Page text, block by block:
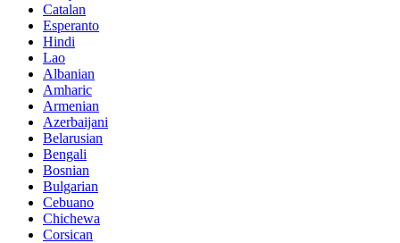
Catalan
Esperanto
Hindi
Lao
Albanian
Amharic
Armenian
Azerbaijani
Belarusian
Bengali
Bosnian
Bulgarian
Cebuano
Chichewa
Corsican